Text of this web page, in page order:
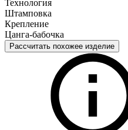
Технология
Штамповка
Крепление
Цанга-бабочка
Рассчитать похожее изделие